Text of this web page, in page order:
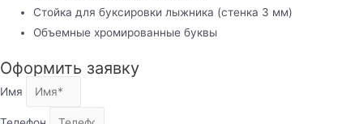
Стойка для буксировки лыжника (стенка 3 мм)
Объемные хромированные буквы
Оформить заявку
Имя